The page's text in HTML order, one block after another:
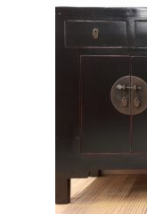
Heimtextilien
Kolonialmöbel